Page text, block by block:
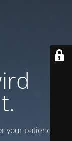
your patience!